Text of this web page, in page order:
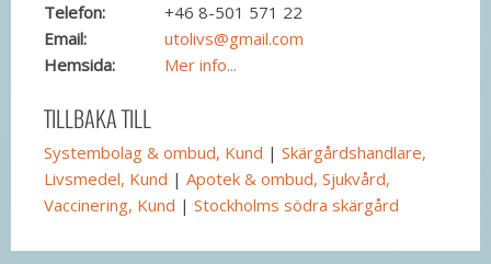
Telefon:
+46 8-501 571 22
Email:
utolivs@gmail.com
Hemsida:
Mer info...
TILLBAKA TILL
Systembolag & ombud, Kund | Skärgårdshandlare,
Livsmedel, Kund | Apotek & ombud, Sjukvård,
Vaccinering, Kund | Stockholms södra skärgård